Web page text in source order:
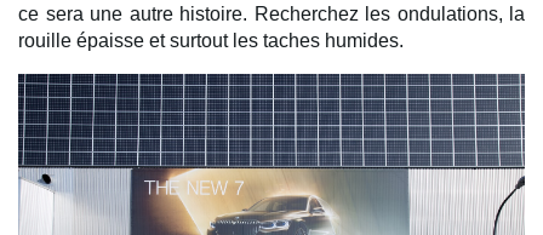
ce sera une autre histoire. Recherchez les ondulations, la
rouille épaisse et surtout les taches humides.